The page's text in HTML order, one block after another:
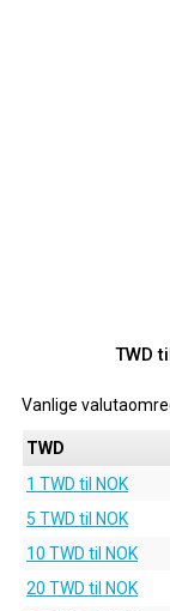
TWD
Vanlige
TWD
1 TWD til NOK
5 TWD til NOK
10 TWD til NOK
20 TWD til NOK